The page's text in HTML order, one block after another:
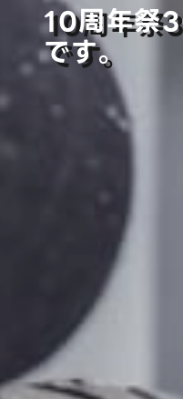
10周年祭
です。